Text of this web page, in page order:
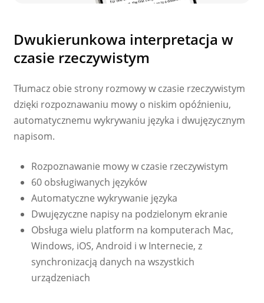
Dwukierunkowa interpretacja w
czasie rzeczywistym
Tłumacz obie strony rozmowy w czasie rzeczywistym
dzięki rozpoznawaniu mowy o niskim opóźnieniu,
automatycznemu wykrywaniu języka i dwujęzycznym
napisom.
Rozpoznawanie mowy w czasie rzeczywistym
60 obsługiwanych języków
Automatyczne wykrywanie języka
Dwujęzyczne napisy na podzielonym ekranie
Obsługa wielu platform na komputerach Mac,
Windows, iOS, Android i w Internecie, z
synchronizacją danych na wszystkich
urządzeniach